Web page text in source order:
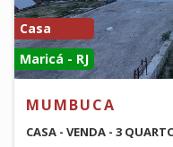
Casa
Maricá - RJ
MUMBUCA
CASA - VENDA - 3